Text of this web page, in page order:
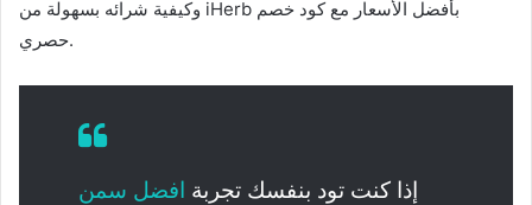
وكيفية شرائه بسهولة من iHerb بأفضل الأسعار مع كود خصم
حصري.
إذا كنت تود بنفسك تجربة افضل سمن